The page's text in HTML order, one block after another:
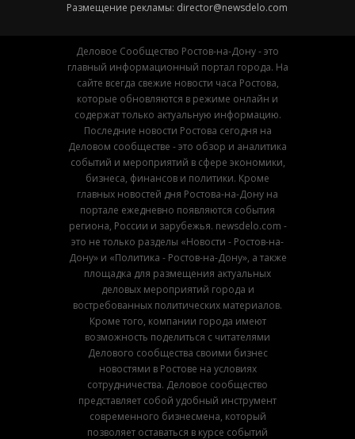
Размещение рекламы: director@newsdelo.com
Деловое Сообщество Ростов-на-Дону - это
главный информационный портал города. На
сайте всегда свежие новости часа Ростова,
которые обновляются в режиме онлайн и
содержат только актуальную информацию.
Последние новости Ростова сегодня на
Деловом сообществе - это обзор и аналитика
событий и мероприятий в сфере экономики,
бизнеса, финансов и политики. Кроме
главных новостей дня Ростова-на-Дону на
портале ежедневно появляются события
региона, России и зарубежья. newsdelo.com -
это не только разделы «Новости - Ростов-на-
Дону» и «Политика - Ростов-на-Дону», а также
площадка для размещения актуальных
деловых мероприятий города и
востребованных политических материалов.
Кроме того, компании города имеют
возможность поделиться с читателями
Делового сообщества своими бизнес
новостями в Ростове на условиях
сотрудничества. Деловое сообщество
представляет собой удобный инструмент
современного бизнесмена, который
позволяет оставаться в курсе событий